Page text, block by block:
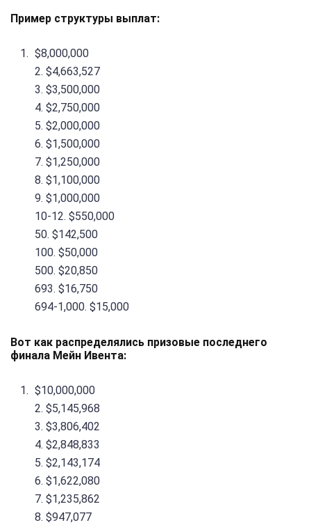
Пример структуры выплат:
$8,000,000
2. $4,663,527
3. $3,500,000
4. $2,750,000
5. $2,000,000
6. $1,500,000
7. $1,250,000
8. $1,100,000
9. $1,000,000
10-12. $550,000
50. $142,500
100. $50,000
500. $20,850
693. $16,750
694-1,000. $15,000
Вот как распределялись призовые последнего
финала Мейн Ивента:
$10,000,000
2. $5,145,968
3. $3,806,402
4. $2,848,833
5. $2,143,174
6. $1,622,080
7. $1,235,862
8. $947,077